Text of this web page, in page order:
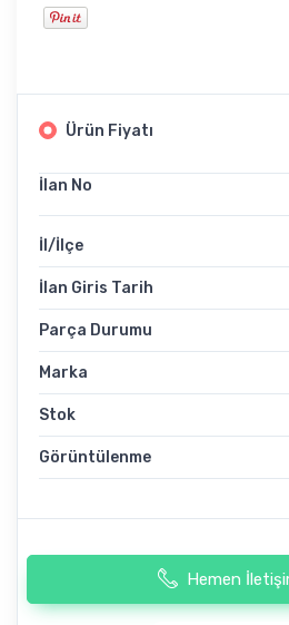
Ürün Fiyatı
İlan No
İl/İlçe
İlan Giris Tarih
Parça Durumu
Marka
Stok
Görüntülenme
Hemen